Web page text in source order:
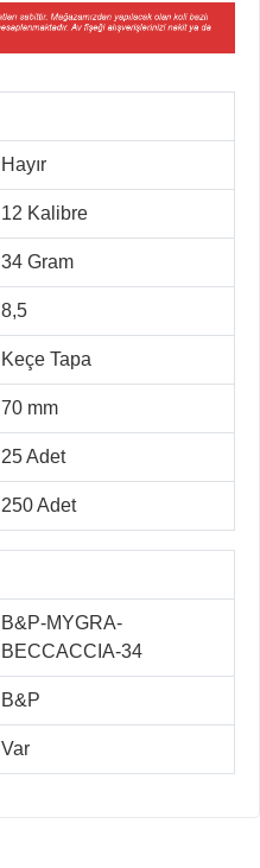
Hayır
12 Kalibre
34 Gram
8,5
Keçe Tapa
70 mm
25 Adet
250 Adet
B&P-MYGRA-
BECCACCIA-34
B&P
Var